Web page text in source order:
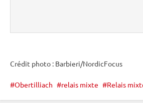
Crédit photo : Barbieri/NordicFocus
Obertilliach relais mixte Relais